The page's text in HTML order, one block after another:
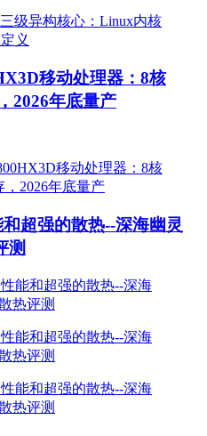
移动处理器：8核
2026年底量产
超强的散热--深海幽灵
测